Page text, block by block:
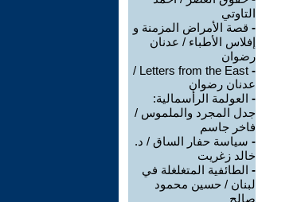
التاوتي
- قصة الأمراض المزمنة و
إفلاس الأطباء / عدنان
رضوان
-
Letters from the East /
عدنان رضوان
- العولمة الرأسمالية:
جدل المجرد والملموس /
فاخر جاسم
- سياسة حفار الساق / د.
خالد زغريت
- الطائفية المتغلغلة في
لبنان / حسين محمود
صالح